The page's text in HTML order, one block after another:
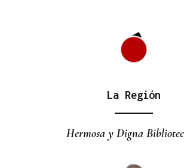
La Región
Hermosa y Digna